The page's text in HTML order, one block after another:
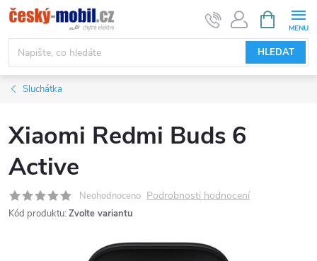
Přejít
na
obsah
HLEDAT
NÁKUPNÍ
KOŠÍK
Sluchátka
Xiaomi Redmi Buds 6
Active
Neohodnoceno Podrobnosti hodnocení
Kód produktu: Zvolte variantu